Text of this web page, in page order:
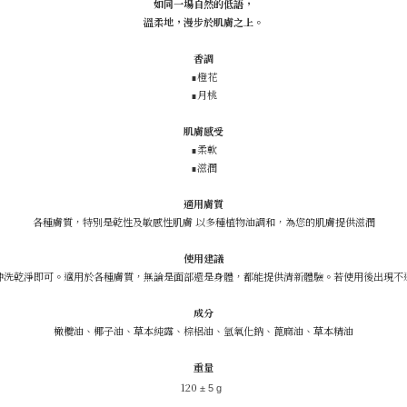
如同一場自然的低語，
溫柔地，漫步於肌膚之上。
香調
∎橙花
∎月桃
肌膚感受
∎柔軟
∎滋潤
適用膚質
各種膚質，特別是乾性及敏感性肌膚 以多種植物油調和，為您的肌膚提供滋潤
使用建議
乾淨即可。適用於各種膚質，無論是面部還是身體，都能提供清新體驗。若使用後出現不
成分
橄欖油、椰子油、草本純露、棕梠油、氫氧化鈉、蓖麻油、草本精油
重量
120 ± 5 g